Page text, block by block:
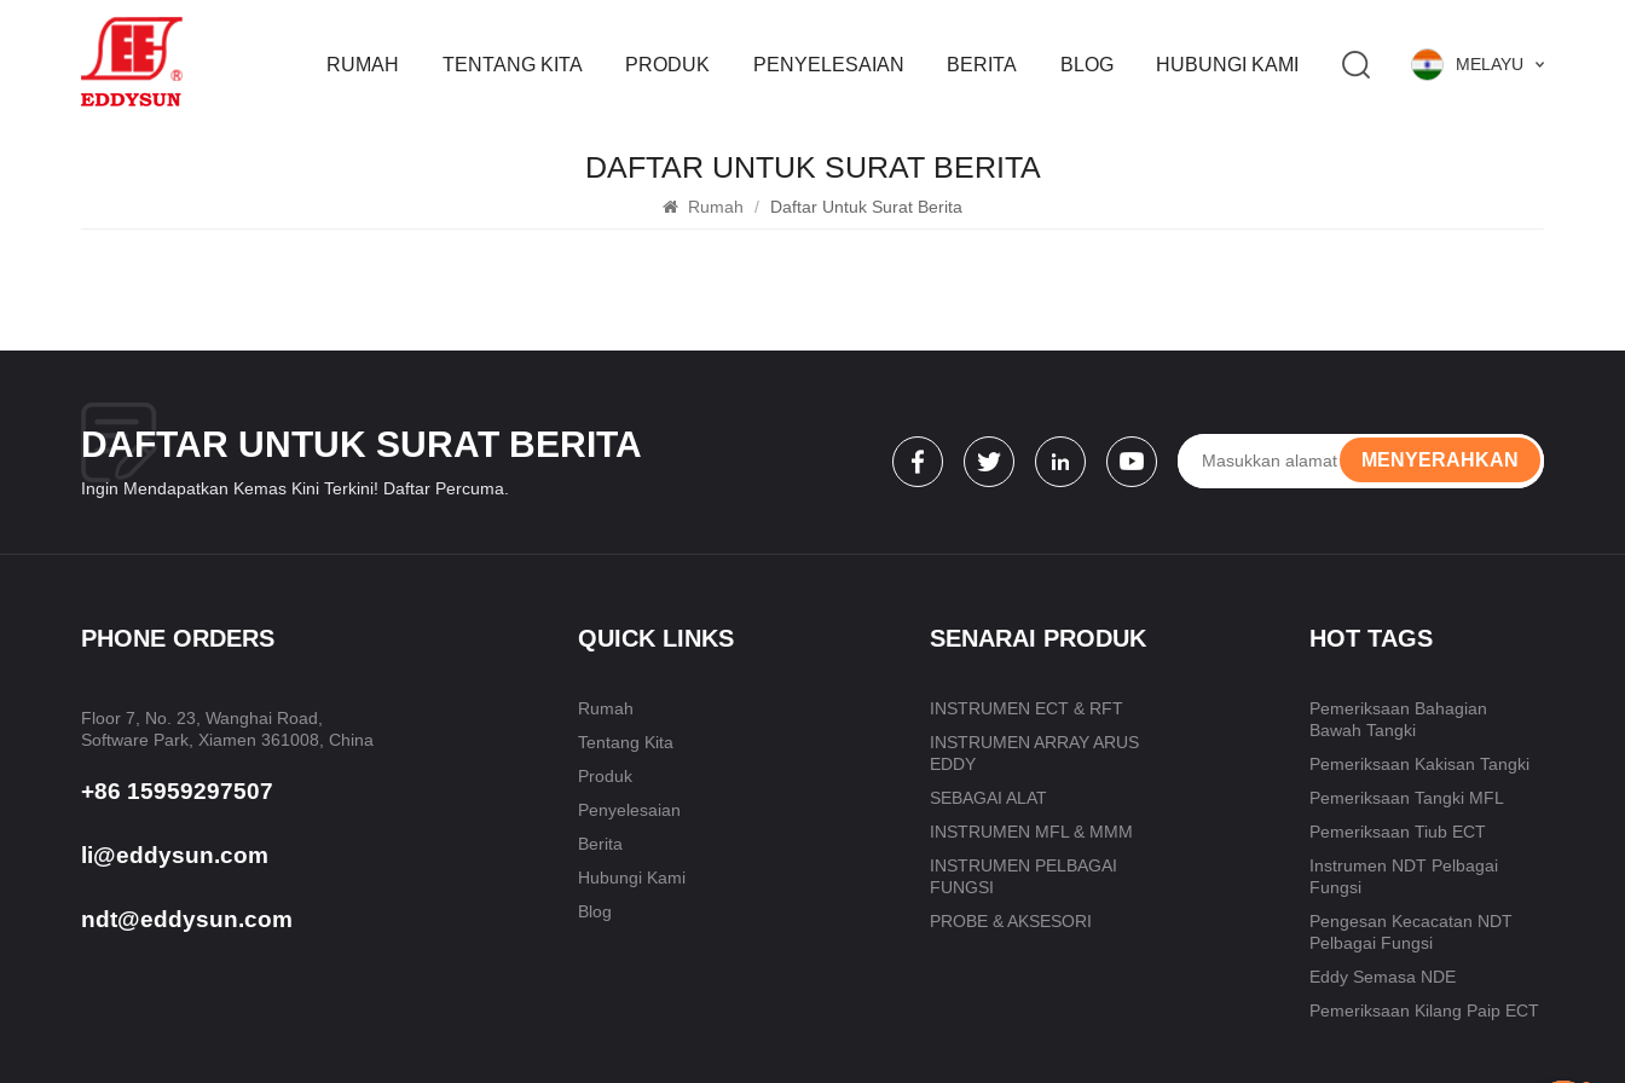
RUMAH TENTANG KITA PRODUK PENYELESAIAN BERITA BLOG HUBUNGI KAMI MELAYU
DAFTAR UNTUK SURAT BERITA
Rumah / Daftar Untuk Surat Berita
DAFTAR UNTUK SURAT BERITA
Ingin Mendapatkan Kemas Kini Terkini! Daftar Percuma.
MENYERAHKAN
PHONE ORDERS
Floor 7, No. 23, Wanghai Road,
Software Park, Xiamen 361008, China
+86 15959297507
li@eddysun.com
ndt@eddysun.com
QUICK LINKS
Rumah
Tentang Kita
Produk
Penyelesaian
Berita
Hubungi Kami
Blog
SENARAI PRODUK
INSTRUMEN ECT & RFT
INSTRUMEN ARRAY ARUS
EDDY
SEBAGAI ALAT
INSTRUMEN MFL & MMM
INSTRUMEN PELBAGAI
FUNGSI
PROBE & AKSESORI
HOT TAGS
Pemeriksaan Bahagian
Bawah Tangki
Pemeriksaan Kakisan Tangki
Pemeriksaan Tangki MFL
Pemeriksaan Tiub ECT
Instrumen NDT Pelbagai
Fungsi
Pengesan Kecacatan NDT
Pelbagai Fungsi
Eddy Semasa NDE
Pemeriksaan Kilang Paip ECT